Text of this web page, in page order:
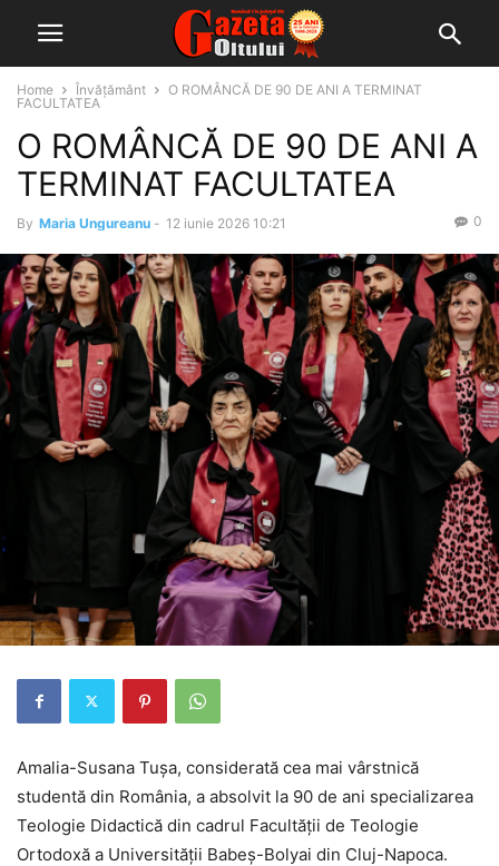
Home Învățământ
O ROMÂNCĂ DE 90 DE ANI A TERMINAT
FACULTATEA
O ROMÂNCĂ DE 90 DE ANI A
TERMINAT FACULTATEA
By Maria Ungureanu - 12 iunie 2026 10:21 0
Amalia-Susana Tușa, considerată cea mai vârstnică
studentă din România, a absolvit la 90 de ani specializarea
Teologie Didactică din cadrul Facultății de Teologie
Ortodoxă a Universității Babeș-Bolyai din Cluj-Napoca.